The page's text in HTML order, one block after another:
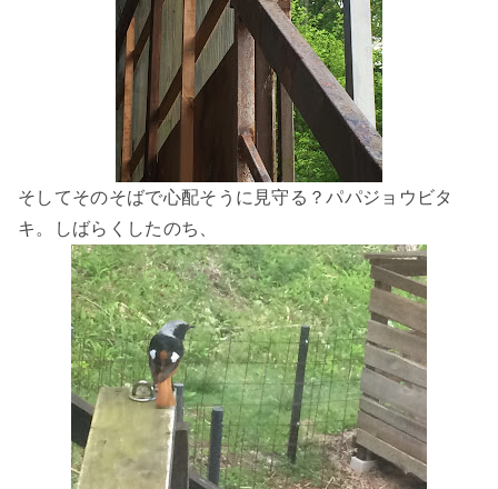
そしてそのそばで心配そうに見守る？パパジョウビタ
キ。しばらくしたのち、